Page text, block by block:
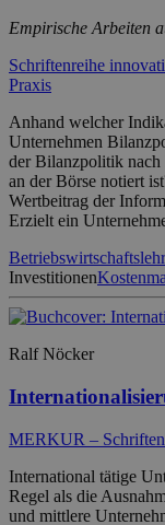
Empirische Arbeiten
Schriftenreihe
Praxis
Anhand welcher
Unternehmen
der Bilanzpolitik nach
an der Börse notiert
Wertbeitrag der
Erzielt ein
Investitionen
Ralf Nöcker
MERKUR –
International tätige
Regel als die
und mittlere